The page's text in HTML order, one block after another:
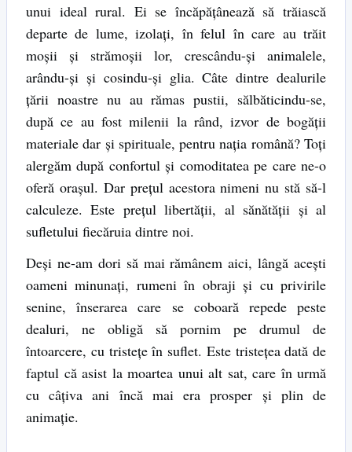
unui ideal rural. Ei se încăpăţânează să trăiască
departe de lume, izolaţi, în felul în care au trăit
moşii şi strămoşii lor, crescându-şi animalele,
arându-şi şi cosindu-şi glia. Câte dintre dealurile
ţării noastre nu au rămas pustii, sălbăticindu-se,
după ce au fost milenii la rând, izvor de bogăţii
materiale dar şi spirituale, pentru naţia română? Toţi
alergăm după confortul şi comoditatea pe care ne-o
oferă oraşul. Dar preţul acestora nimeni nu stă să-l
calculeze. Este preţul libertăţii, al sănătăţii şi al
sufletului fiecăruia dintre noi.
Deşi ne-am dori să mai rămânem aici, lângă aceşti
oameni minunaţi, rumeni în obraji şi cu privirile
senine, înserarea care se coboară repede peste
dealuri, ne obligă să pornim pe drumul de
întoarcere, cu tristeţe în suflet. Este tristeţea dată de
faptul că asist la moartea unui alt sat, care în urmă
cu câţiva ani încă mai era prosper și plin de
animaţie.